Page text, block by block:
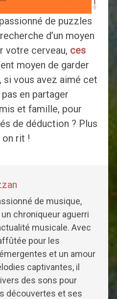
de puzzles
d’un moyen
votre cerveau, ces
moyen de garder
si vous avez aimé cet
en partager
et famille, pour
de déduction ? Plus
on rit !
de musique,
chroniqueur aguerri
musicale. Avec
pour les
et un amour
captivantes, il
des sons pour
découvertes et ses